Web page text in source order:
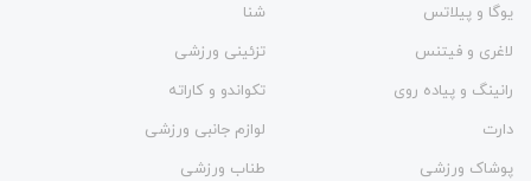
یوگا و پیلاتس
شنا
لاغری و فیتنس
تزئینی ورزشی
رانینگ و پیاده روی
تکواندو و کاراته
دارت
لوازم جانبی ورزشی
پوشاک ورزشی
طناب ورزشی